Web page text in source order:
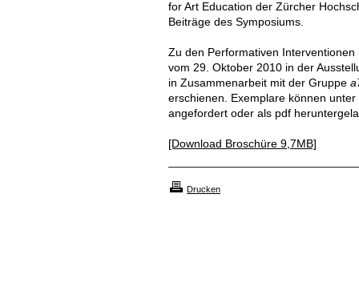
for Art Education der Zürcher
Beiträge des Symposiums.
Zu den Performativen
vom 29. Oktober 2010 in der
in Zusammenarbeit mit der Gruppe
erschienen. Exemplare können unter
angefordert oder als pdf
[Download Broschüre 9,7MB]
Drucken